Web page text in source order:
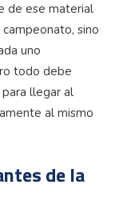
de ese material
sino
uno
todo debe
llegar al
al mismo
de la